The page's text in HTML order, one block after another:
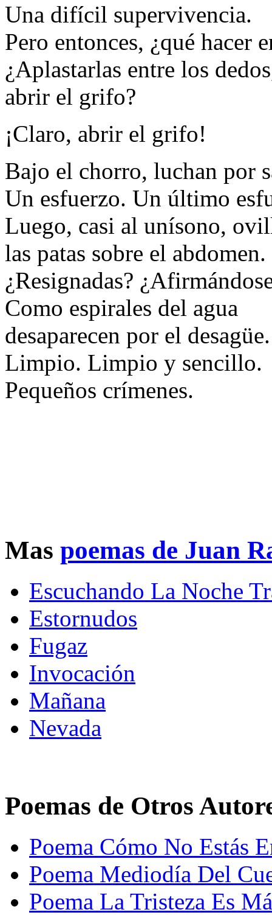
Una difícil supervivencia.
Pero entonces, ¿qué hacer
¿Aplastarlas entre los
abrir el grifo?
¡Claro, abrir el grifo!
Bajo el chorro, luchan por
Un esfuerzo. Un último
Luego, casi al unísono,
las patas sobre el abdomen.
¿Resignadas?
Como espirales del agua
desaparecen por el desagüe.
Limpio. Limpio y sencillo.
Pequeños crímenes.
Mas poemas de Juan
Escuchando La Noche
Estornudos
Fugaz
Invocación
Mañana
Nevada
Poemas de Otros
Poema Cómo No Estás
Poema Mediodía Del
Poema La Tristeza Es